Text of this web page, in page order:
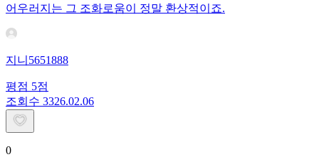
어우러지는 그 조화로움이 정말 환상적이죠.
지니5651888
평점 5점
조회수 3326.02.06
0